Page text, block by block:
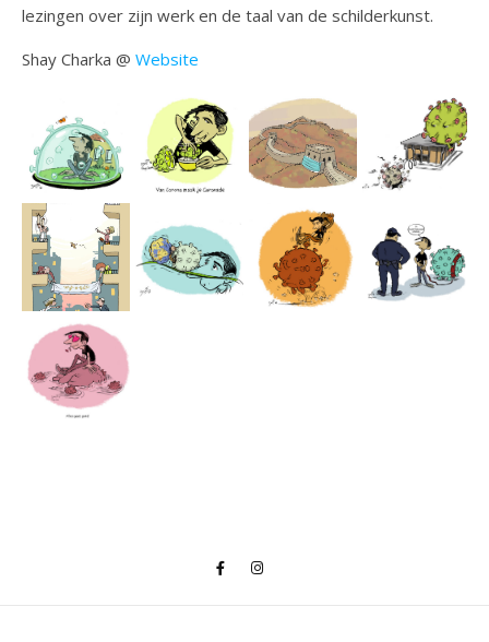
lezingen over zijn werk en de taal van de schilderkunst.
Shay Charka @ Website